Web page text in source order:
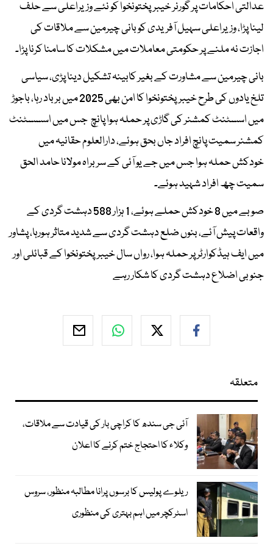
عدالتی احکامات پر گورنر خیبرپختونخوا کو نئے وزیراعلی سے حلف
لینا پڑا، وزیراعلی سہیل آفریدی کو بانی چیرمین سے ملاقات کی
اجازت نہ ملنے پر حکومتی معاملات میں مشکلات کا سامنا کرنا پڑا۔
بانی چیرمین سے مشاورت کے بغیر کابینہ تشکیل دینا پڑی، سیاسی
تلخ یادوں کی طرح خیبرپختونخوا کا امن بھی 2025 میں برباد رہا، باجوڑ
میں اسسٹنٹ کمشنر کی گاڑی پر حملہ ہوا پانچ جس میں اسسسٹنٹ
کمشنر سمیت پانچ افراد جاں بحق ہوئے، دارالعلوم حقانیہ میں
خودکش حملہ ہوا جس میں جے یو آئی کے سربراہ مولانا حامد الحق
سمیت چھ افراد شہید ہوئے۔
صوبے میں 8 خودکش حملے ہوئے، 1 ہزار 588 دہشت گردی کے
واقعات پیش آئے، بنوں ضلع دہشت گردی سے شدید متاثر ہورہا، پشاور
میں ایف ہیڈکوارٹر پر حملہ ہوا، رواں سال خیبرپختونخوا کے قبائلی اور
جنوبی اضلاع دہشت گردی کا شکار رہے
متعلقہ
آئی جی سندھ کا کراچی بار کی قیادت سے ملاقات،
وکلاء کا احتجاج ختم کرنے کا اعلان
ریلوے پولیس کا برسوں پرانا مطالبہ منظور، سروس
اسٹرکچر میں اہم بہتری کی منظوری